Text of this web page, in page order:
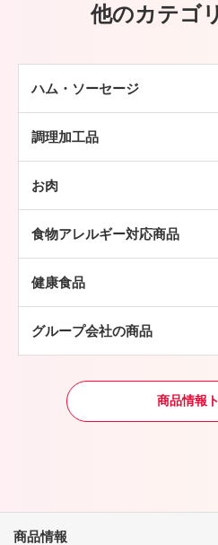
他のカテゴ
ハム・ソーセージ
ソーセージ
その他
調理加工品
チキン加工品
パン・ピザ
常温食品
冷凍食品
その他
お肉
鶏肉
食物アレルギー対応商品
健康食品
グループ会社の商品
商品情報
商品情報